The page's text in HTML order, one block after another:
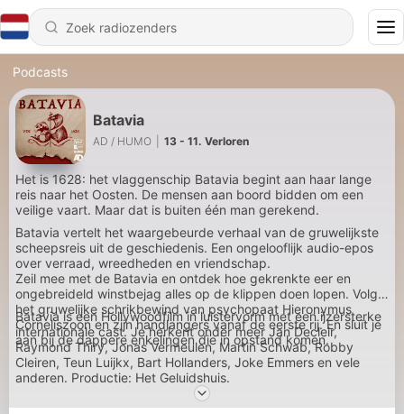
Podcasts
Batavia
AD / HUMO 13 - 11. Verloren
Het is 1628: het vlaggenschip Batavia begint aan haar lange
reis naar het Oosten. De mensen aan boord bidden om een
veilige vaart. Maar dat is buiten één man gerekend.
Batavia vertelt het waargebeurde verhaal van de gruwelijkste
scheepsreis uit de geschiedenis. Een ongelooflijk audio-epos
over verraad, wreedheden en vriendschap.
Zeil mee met de Batavia en ontdek hoe gekrenkte eer en
ongebreideld winstbejag alles op de klippen doen lopen. Volg
het gruwelijke schrikbewind van psychopaat Hieronymus
Corneliszoon en zijn handlangers vanaf de eerste rij. En sluit je
aan bij de dappere enkelingen die in opstand komen.
Batavia is een Hollywoodfilm in luistervorm met een ijzersterke
internationale cast. Je herkent onder meer Jan Decleir,
Raymond Thiry, Jonas Vermeulen, Martin Schwab, Robby
Cleiren, Teun Luijkx, Bart Hollanders, Joke Emmers en vele
anderen. Productie: Het Geluidshuis.